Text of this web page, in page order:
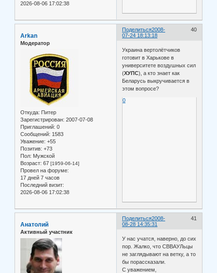
2026-08-06 17:02:38
Поделиться 40
2008-
07-24 18:13:18
Arkan
Модератор
Откуда: Питер
Зарегистрирован: 2007-07-08
Приглашений: 0
Сообщений: 1583
Уважение: +55
Позитив: +73
Пол: Мужской
Возраст: 67 [1959-06-14]
Провел на форуме:
17 дней 7 часов
Последний визит:
2026-08-06 17:02:38
Украина вертолётчиков
готовит в Харькове в
университете воздушных сил
(ХУПС), а кто знает как
Беларусь выкручивается в
этом вопросе?
0
Поделиться 41
2008-
08-28 14:35:31
Анатолий
Активный участник
У нас учатся, наверно, до сих
пор. Жалко, что СВВАУЛьцы
не заглядывают на ветку, а то
бы порассказали.
С уважением,